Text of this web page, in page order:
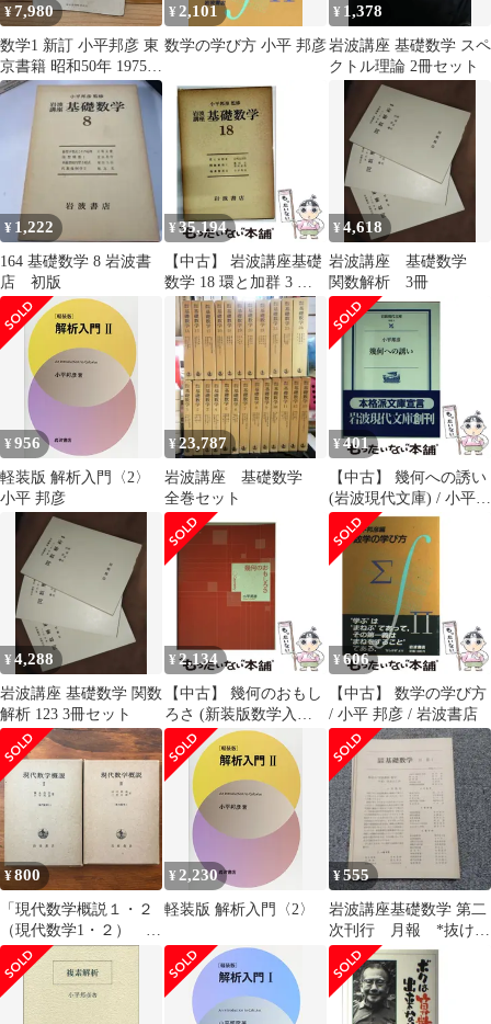
¥7,980
数学1 新訂 小平邦彦 東
京書籍 昭和50年 1975年
方程式と不等式 ベクト
¥ 2,101
数学の学び方 小平 邦彦
¥ 1,378
岩波講座 基礎数学 スペ
クトル理論 2冊セット
¥ 1,222
164 基礎数学 8 岩波書
店 初版
¥35,194
【中古】 岩波講座基礎
数学 18 環と加群 3 関
数解析 1 複素解析 2 /
小平邦彦 / 岩波書店
¥4,618
岩波講座 基礎数学
関数解析 3冊
¥956
軽装版 解析入門〈2〉
小平 邦彦
¥23,787
岩波講座 基礎数学
全巻セット
¥ 401
【中古】 幾何への誘い
(岩波現代文庫) / 小平
邦彦 / 岩波書店
¥4,288
岩波講座 基礎数学 関数
解析 123 3冊セット
¥ 2,134
【中古】 幾何のおもし
ろさ (新装版数学入門
シリーズ) / 小平邦彦 /
岩波書店
¥ 606
【中古】 数学の学び方
/ 小平 邦彦 / 岩波書店
¥800
「現代数学概説１・２
（現代数学1・２） ２
冊」 彌永昌吉・小平邦
彦 岩波書店 1980年10月
20日 第17刷発行 重版
☆解析学/線形代数学/数
¥2,230
軽装版 解析入門〈2〉
¥555
岩波講座基礎数学 第二
次刊行 月報 *抜けあ
り